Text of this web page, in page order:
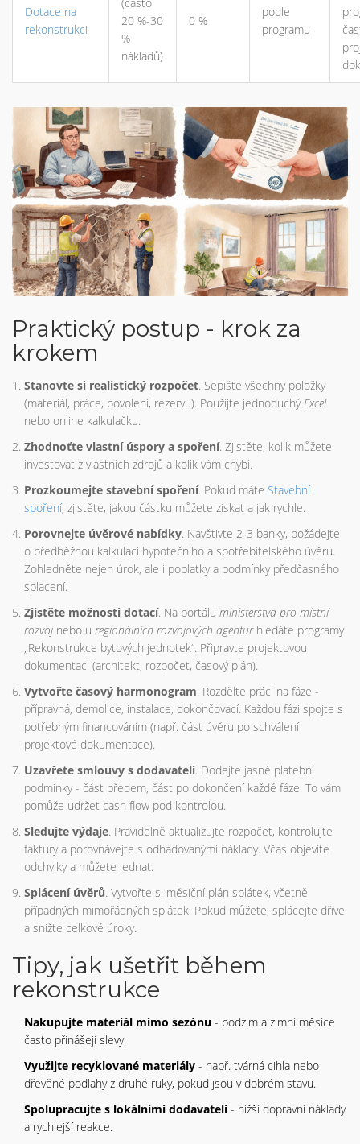
Dotace na
rekonstrukci
20 %-30
%
nákladů)
0 %
podle
programu
Praktický postup - krok za
krokem
Stanovte si realistický rozpočet. Sepište všechny položky
(materiál, práce, povolení, rezervu). Použijte jednoduchýExcel
nebo online kalkulačku.
Zhodnoťte vlastní úspory a spoření. Zjistěte, kolik můžete
investovat z vlastních zdrojů a kolik vám chybí.
Prozkoumejte stavební spoření. Pokud máte Stavební
spoření, zjistěte, jakou částku můžete získat a jak rychle.
Porovnejte úvěrové nabídky. Navštivte 2‑3 banky, požádejte
o předběžnou kalkulaci hypotečního a spotřebitelského úvěru.
Zohledněte nejen úrok, ale i poplatky a podmínky předčasného
splacení.
Zjistěte možnosti dotací. Na portálu ministerstva pro místní
rozvojnebo u regionálních rozvojových agenturhledáte programy
„Rekonstrukce bytových jednotek“. Připravte projektovou
dokumentaci (architekt, rozpočet, časový plán).
Vytvořte časový harmonogram. Rozdělte práci na fáze -
přípravná, demolice, instalace, dokončovací. Každou fázi spojte s
potřebným financováním (např. část úvěru po schválení
projektové dokumentace).
Uzavřete smlouvy s dodavateli. Dodejte jasné platební
podmínky - část předem, část po dokončení každé fáze. To vám
pomůže udržet cash flow pod kontrolou.
Sledujte výdaje. Pravidelně aktualizujte rozpočet, kontrolujte
faktury a porovnávejte s odhadovanými náklady. Včas objevíte
odchylky a můžete jednat.
Splácení úvěrů. Vytvořte si měsíční plán splátek, včetně
případných mimořádných splátek. Pokud můžete, splácejte dříve
a snižte celkové úroky.
Tipy, jak ušetřit během
rekonstrukce
Nakupujte materiál mimo sezónu - podzim a zimní měsíce
často přinášejí slevy.
Využijte recyklované materiály - např. tvárná cihla nebo
dřevěné podlahy z druhé ruky, pokud jsou v dobrém stavu.
Spolupracujte s lokálními dodavateli - nižší dopravní náklady
a rychlejší reakce.